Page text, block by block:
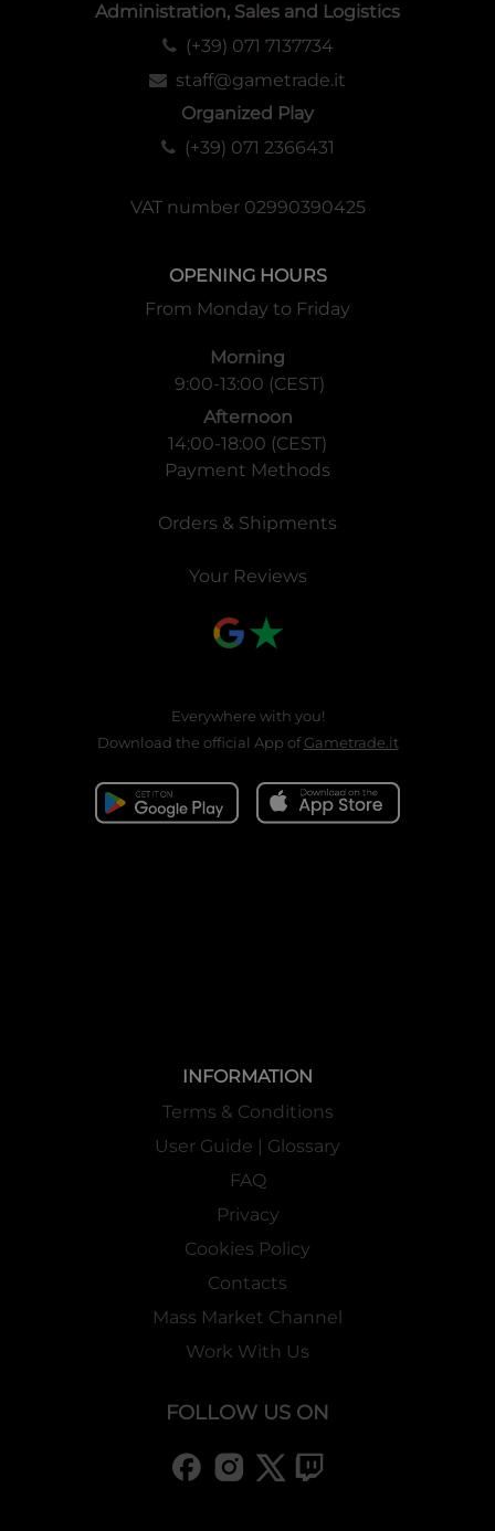
Administration, Sales and Logistics
(+39) 071 7137734
staff@gametrade.it
Organized Play
(+39) 071 2366431
VAT number 02990390425
OPENING HOURS
From Monday to Friday
Morning
9:00-13:00 (CEST)
Afternoon
14:00-18:00 (CEST)
Payment Methods
Orders & Shipments
Your Reviews
Everywhere with you!
Download the official App ofGametrade.it
INFORMATION
Terms & Conditions
User Guide | Glossary
FAQ
Privacy
Cookies Policy
Contacts
Mass Market Channel
Work With Us
FOLLOW US ON